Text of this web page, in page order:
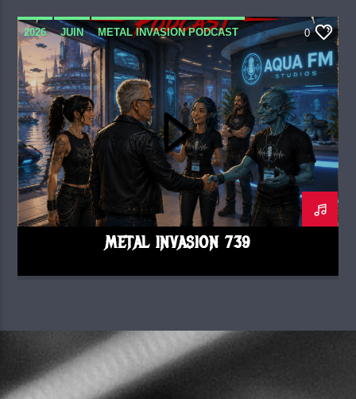
2026 JUIN METAL INVASION PODCAST 0
METAL INVASION 739